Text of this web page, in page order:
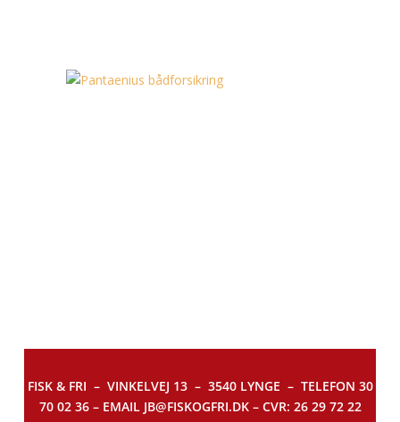
FISK & FRI – VINKELVEJ 13 – 3540 LYNGE – TELEFON 30
70 02 36 – EMAIL JB@FISKOGFRI.DK – CVR: 26 29 72 22